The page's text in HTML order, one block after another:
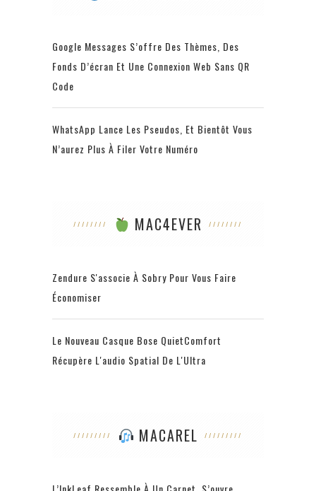
Google Messages S’offre Des Thèmes, Des
Fonds D’écran Et Une Connexion Web Sans QR
Code
WhatsApp Lance Les Pseudos, Et Bientôt Vous
N’aurez Plus À Filer Votre Numéro
MAC4EVER
Zendure S'associe À Sobry Pour Vous Faire
Économiser
Le Nouveau Casque Bose QuietComfort
Récupère L'audio Spatial De L'Ultra
MACAREL